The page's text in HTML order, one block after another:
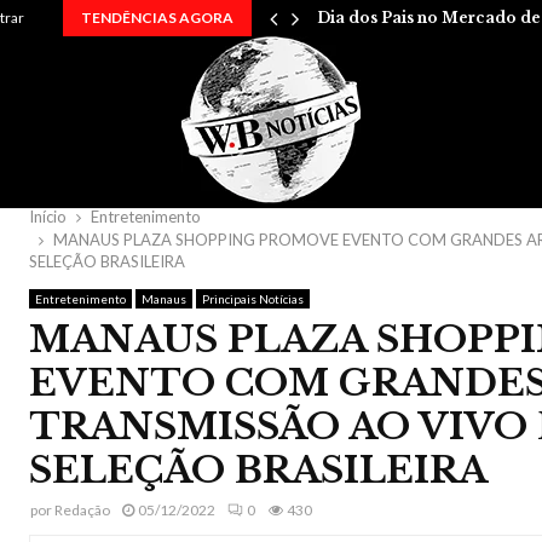
TENDÊNCIAS AGORA Dia dos Pais no Mercado
Início
Entretenimento
MANAUS PLAZA SHOPPING PROMOVE EVENTO COM GRANDES
SELEÇÃO BRASILEIRA
Entretenimento Manaus Principais Notícias
MANAUS PLAZA
EVENTO COM
TRANSMISSÃO AO VIVO
SELEÇÃO BRASILEIRA
por Redação 05/12/2022 0 430